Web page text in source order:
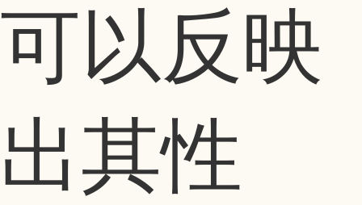
可以反映
出其性